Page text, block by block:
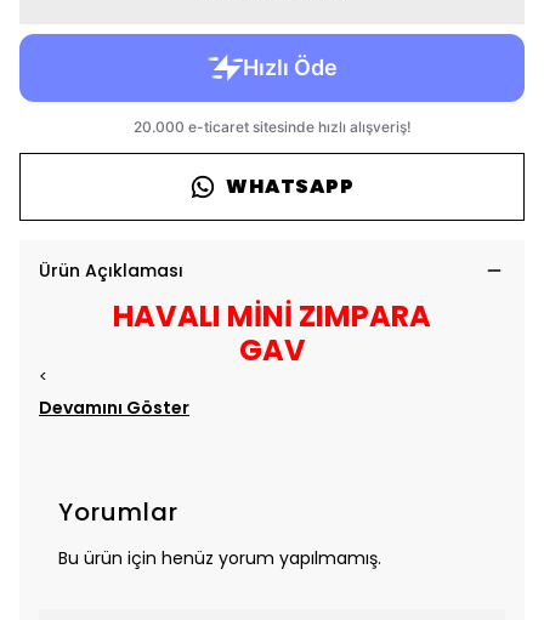
WHATSAPP
Ürün Açıklaması
HAVALI MİNİ ZIMPARA
GAV
<
Devamını Göster
Yorumlar
Bu ürün için henüz yorum yapılmamış.